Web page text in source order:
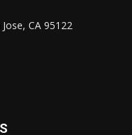
CA 95122